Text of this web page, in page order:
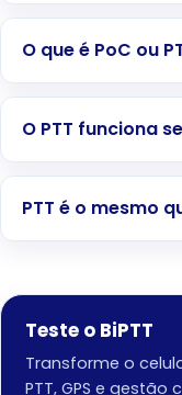
O que é PoC ou
O PTT funciona
PTT é o mesmo
Teste o BiPTT
Transforme o
PTT, GPS e gestão